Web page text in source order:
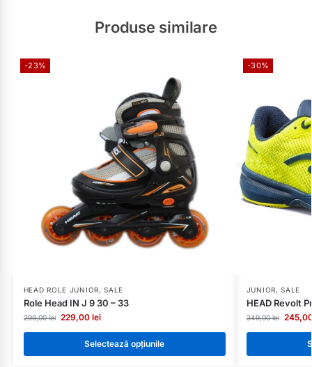
Produse similare
-23%
HEAD ROLE JUNIOR,SALE
Role Head IN J 9 30 – 33
299,00lei 229,00 lei
Selectează opțiunile
-30%
JUNIOR,SALE
HEAD Revolt
349,00lei